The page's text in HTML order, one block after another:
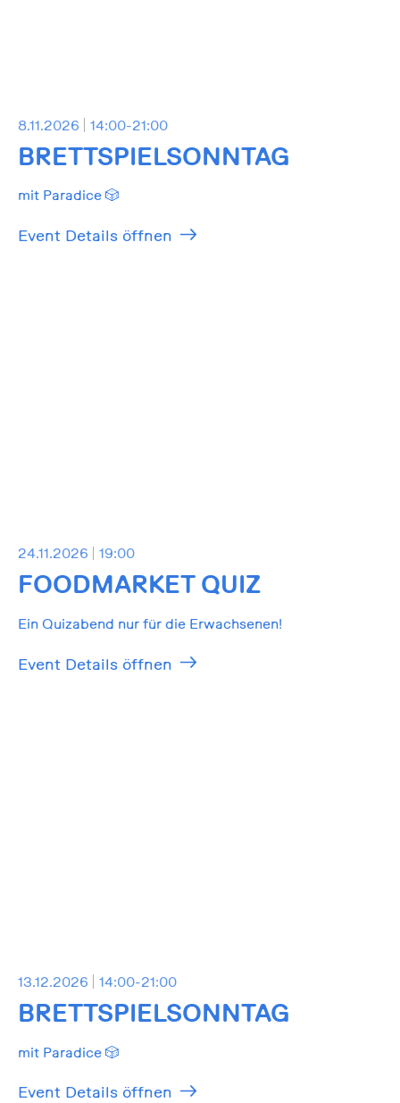
8.11.2026 14:00-21:00
BRETTSPIELSONNTAG
mit Paradice 🎲
Event Details öffnen
24.11.2026 19:00
FOODMARKET QUIZ
Ein Quizabend nur für die Erwachsenen!
Event Details öffnen
13.12.2026 14:00-21:00
BRETTSPIELSONNTAG
mit Paradice 🎲
Event Details öffnen